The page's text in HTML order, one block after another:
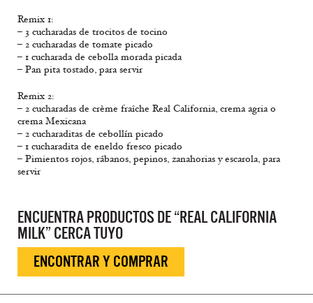
Remix 1:
– 3 cucharadas de trocitos de tocino
– 2 cucharadas de tomate picado
– 1 cucharada de cebolla morada picada
– Pan pita tostado, para servir
Remix 2:
– 2 cucharadas de crème fraîche Real California, crema agria o
crema Mexicana
– 2 cucharaditas de cebollín picado
– 1 cucharadita de eneldo fresco picado
– Pimientos rojos, rábanos, pepinos, zanahorias y escarola, para
servir
ENCUENTRA PRODUCTOS DE “REAL CALIFORNIA
MILK” CERCA TUYO
ENCONTRAR Y COMPRAR